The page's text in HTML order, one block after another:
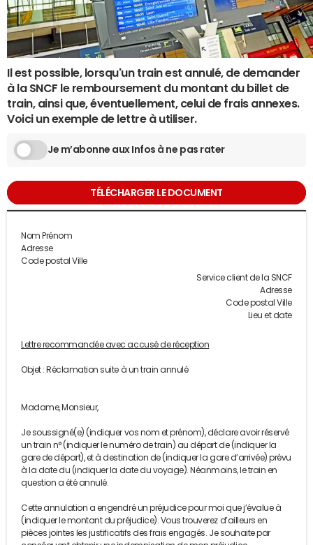
Il est possible, lorsqu'un train est annulé, de demander
à la SNCF le remboursement du montant du billet de
train, ainsi que, éventuellement, celui de frais annexes.
Voici un exemple de lettre à utiliser.
Je m’abonne aux Infos à ne pas rater
TÉLÉCHARGER LE DOCUMENT
Nom Prénom
Adresse
Code postal Ville
Service client de la SNCF
Adresse
Code postal Ville
Lieu et date
Lettre recommandée avec accusé de réception
Objet : Réclamation suite à un train annulé
Madame, Monsieur,
Je soussigné(e) (indiquer vos nom et prénom), déclare avoir réservé
un train n° (indiquer le numéro de train) au départ de (indiquer la
gare de départ), et à destination de (indiquer la gare d’arrivée) prévu
à la date du (indiquer la date du voyage). Néanmoins, le train en
question a été annulé.
Cette annulation a engendré un préjudice pour moi que j’évalue à
(indiquer le montant du préjudice). Vous trouverez d’ailleurs en
pièces jointes les justificatifs des frais engagés. Je souhaite par